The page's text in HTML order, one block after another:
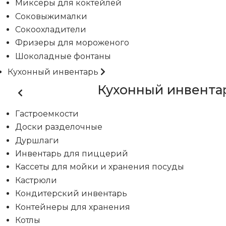
Миксеры для коктейлей
Соковыжималки
Сокоохладители
Фризеры для мороженого
Шоколадные фонтаны
Кухонный инвентарь
Кухонный
Гастроемкости
Доски разделочные
Дуршлаги
Инвентарь для пиццерий
Кассеты для мойки и хранения посуды
Кастрюли
Кондитерский инвентарь
Контейнеры для хранения
Котлы